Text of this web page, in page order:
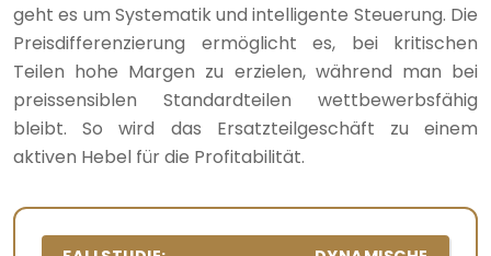
geht es um Systematik und intelligente Steuerung. Die
Preisdifferenzierung ermöglicht es, bei kritischen
Teilen hohe Margen zu erzielen, während man bei
preissensiblen Standardteilen wettbewerbsfähig
bleibt. So wird das Ersatzteilgeschäft zu einem
aktiven Hebel für die Profitabilität.